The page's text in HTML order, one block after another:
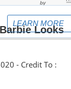
- Credit To :